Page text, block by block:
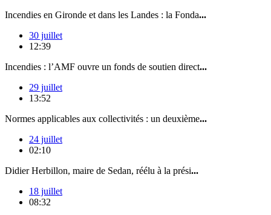
Incendies en Gironde et dans les Landes : la Fonda...
30 juillet
12:39
Incendies : l’AMF ouvre un fonds de soutien direct...
29 juillet
13:52
Normes applicables aux collectivités : un deuxième...
24 juillet
02:10
Didier Herbillon, maire de Sedan, réélu à la prési...
18 juillet
08:32